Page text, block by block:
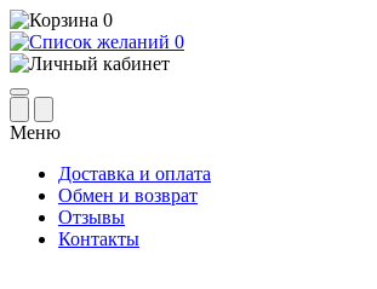
0
0
Меню
Доставка и оплата
Обмен и возврат
Отзывы
Контакты